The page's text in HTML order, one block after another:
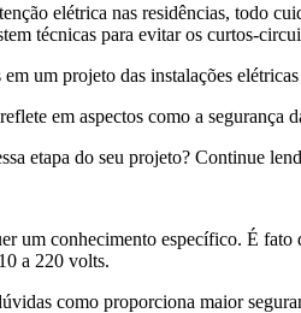
elétrica nas residências, todo
técnicas para evitar os curtos-
um projeto das instalações
em aspectos como a
etapa do seu projeto? Continue
um conhecimento específico. É fato
a 220 volts.
como proporciona maior